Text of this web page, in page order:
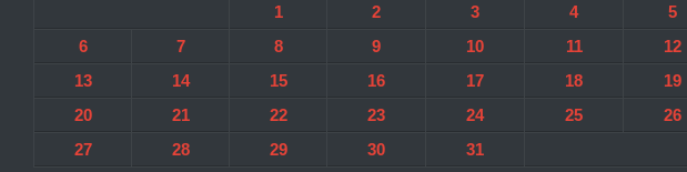
1
2 3 4
5
6
7 8 9 10 11
12
13
14 15 16 17 18
19
20
21 22 23 24 25
26
27
28 29 30
31